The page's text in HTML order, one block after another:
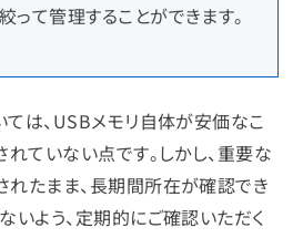
って管理することができます。
は、USBメモリ自体が安価なこ
れていない点です。しかし、重要な
たまま、長期間所在が確認でき
いよう、定期的にご確認いただく